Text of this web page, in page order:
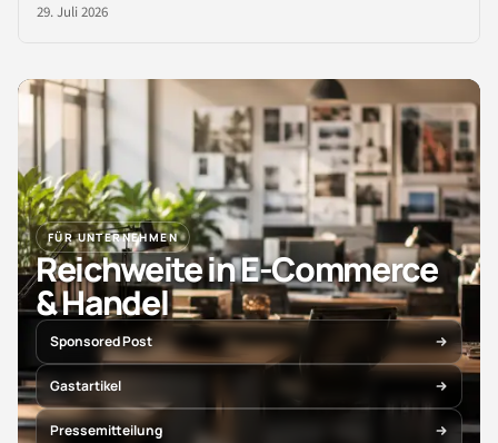
29. Juli 2026
FÜR UNTERNEHMEN
Reichweite in E-Commerce
& Handel
Sponsored Post
Gastartikel
Pressemitteilung